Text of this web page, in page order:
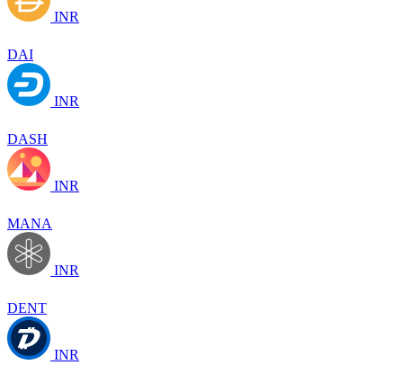
INR
DAI
INR
DASH
INR
MANA
INR
DENT
INR